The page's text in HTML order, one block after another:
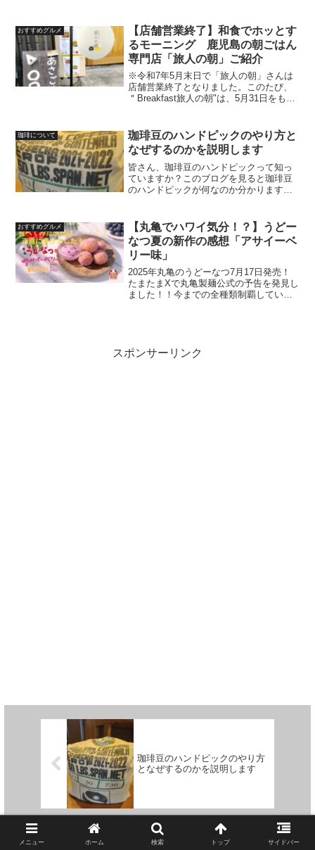
切れる前に！！と食べに来た時にこのパ
ウチを見ていました。で...
おすすめグルメ
【店舗営業終了】和食でホッとす
るモーニング 鹿児島の朝ごはん
専門店「旅人の朝」ご紹介
※令和7年5月末日で「旅人の朝」さんは
店舗営業終了となりました。このたび、
＂Breakfast旅人の朝"は、5月31日をもっ
業スタイルへと移行することとなりまし
た。「旅...
珈琲について
珈琲豆のハンドピックのやり方と
なぜするのかを説明します
皆さん、珈琲豆のハンドピックって知っ
ていますか？このブログを見ると珈琲豆
のハンドピックが何なのか分かります。
「しないお店」があるので一概には言え
ませんが、私のお店でハン...
おすすめグルメ
【丸亀でハワイ気分！？】うどー
なつ夏の新作の感想「アサイーベ
リー味」
2025年丸亀のうどーなつ7月17日発売！
たまたまXで丸亀製麺公式の予告を発見し
ました！！今までの全種類制覇している
スポンサーリンク
珈琲豆のハンドピックのやり方
となぜするのかを説明します
2024年3月の季節限定！？ コ
メダのショコラシェークをモー
メニュー ホーム 検索 トップ サイドバー